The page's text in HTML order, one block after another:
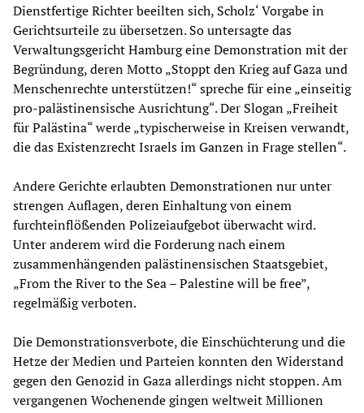
Dienstfertige Richter beeilten sich, Scholz‘ Vorgabe in
Gerichtsurteile zu übersetzen. So untersagte das
Verwaltungsgericht Hamburg eine Demonstration mit der
Begründung, deren Motto „Stoppt den Krieg auf Gaza und
Menschenrechte unterstützen!“ spreche für eine „einseitig
pro-palästinensische Ausrichtung“. Der Slogan „Freiheit
für Palästina“ werde „typischerweise in Kreisen verwandt,
die das Existenzrecht Israels im Ganzen in Frage stellen“.
Andere Gerichte erlaubten Demonstrationen nur unter
strengen Auflagen, deren Einhaltung von einem
furchteinflößenden Polizeiaufgebot überwacht wird.
Unter anderem wird die Forderung nach einem
zusammenhängenden palästinensischen Staatsgebiet,
„From the River to the Sea – Palestine will be free”,
regelmäßig verboten.
Die Demonstrationsverbote, die Einschüchterung und die
Hetze der Medien und Parteien konnten den Widerstand
gegen den Genozid in Gaza allerdings nicht stoppen. Am
vergangenen Wochenende gingen weltweit Millionen